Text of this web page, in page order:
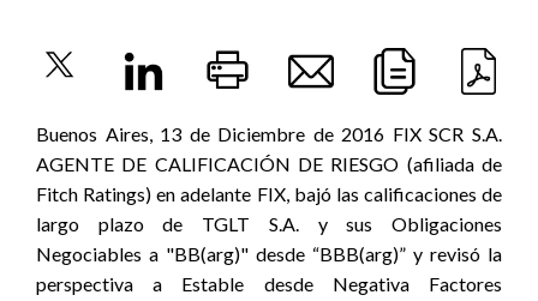
Buenos Aires, 13 de Diciembre de 2016 FIX SCR S.A.
AGENTE DE CALIFICACIÓN DE RIESGO (afiliada de
Fitch Ratings) en adelante FIX, bajó las calificaciones de
largo plazo de TGLT S.A. y sus Obligaciones
Negociables a "BB(arg)" desde “BBB(arg)” y revisó la
perspectiva a Estable desde Negativa Factores